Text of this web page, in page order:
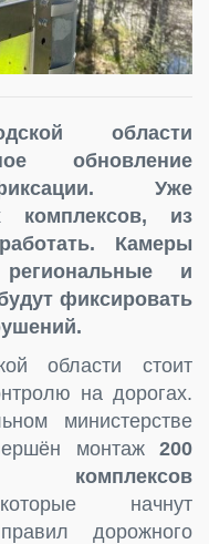
области
обновление
Уже
комплексов, из
Камеры
и
фиксировать
области стоит
на дорогах.
министерстве
монтаж 200
начнут
дорожного